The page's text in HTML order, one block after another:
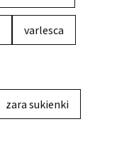
varlesca
zara sukienki